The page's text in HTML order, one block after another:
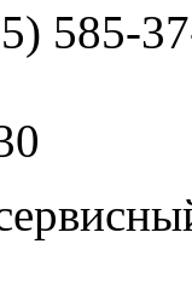
585-